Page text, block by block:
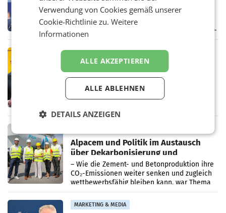
Direktorinnen
Morgen wählt der ORF Stiftungsrat die ORF-
Direktorinnen und -Direktoren, sowie die
Landesdirektorinnen und -direktoren. Das 13-
köpfige Wunschteam des ab 1. Jänner 2027
amtierenden
PRIMENEWS
Österreichische Post: Umsatzplus im
ersten Halbjahr trotz schwachem
Briefgeschäft
WIEN Die Österreichische Post AG hat im
ersten Halbjahr 2026 einen Konzernumsatz
einem Plus von 3,8 Prozent gegenüber dem
Alpacem und Politik im Austausch
über Dekarbonisierung und
Energiepreise
– Wie die Zement- und Betonproduktion ihre
CO₂-Emissionen weiter senken und zugleich
wettbewerbsfähig bleiben kann, war Thema
eines Treffens zwischen Staatssekretärin
Elisabeth
MARKETING & MEDIA
Verwendung von Cookies gemäß unserer
Cookie-Richtlinie zu.Weitere
Informationen
ALLE AKZEPTIEREN
ALLE ABLEHNEN
DETAILS ANZEIGEN